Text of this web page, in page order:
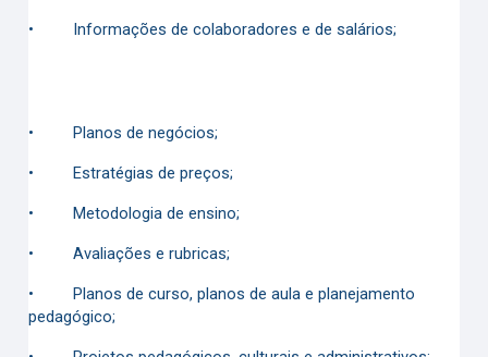
• Informações de colaboradores e de salários;
•Planos de negócios;
•Estratégias de preços;
•Metodologia de ensino;
•Avaliações e rubricas;
•Planos de curso, planos de aula e planejamento
pedagógico;